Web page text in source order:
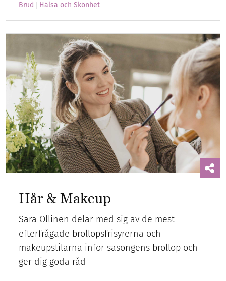
Brud Hälsa och Skönhet
Hår & Makeup
Sara Ollinen delar med sig av de mest
efterfrågade bröllopsfrisyrerna och
makeupstilarna inför säsongens bröllop och
ger dig goda råd